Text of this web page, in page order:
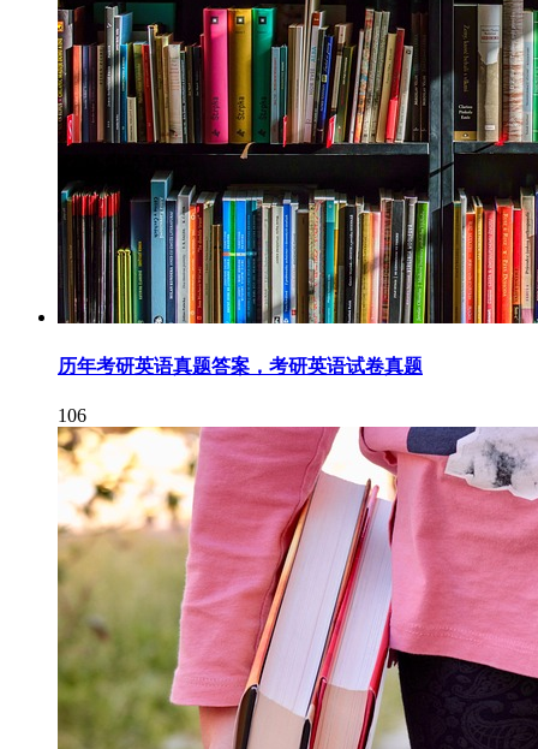
历年考研英语真题答案，考研英语试卷真题
106